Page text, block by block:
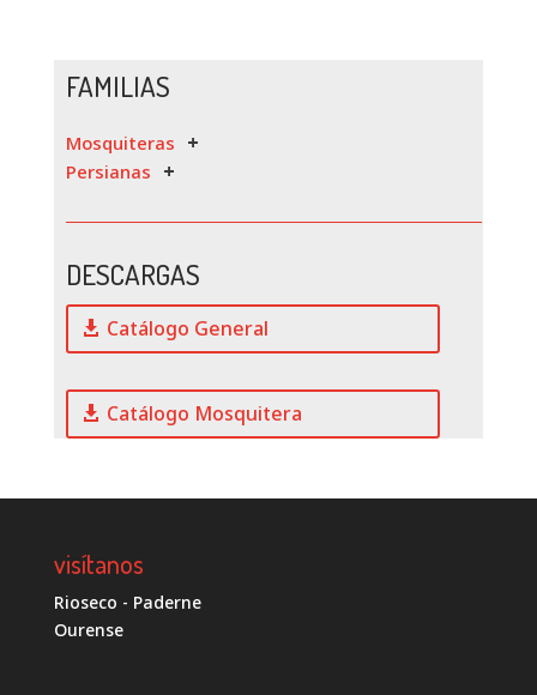
FAMILIAS
Mosquiteras
Persianas
DESCARGAS
Catálogo General
Catálogo Mosquitera
visítanos
Rioseco - Paderne
Ourense